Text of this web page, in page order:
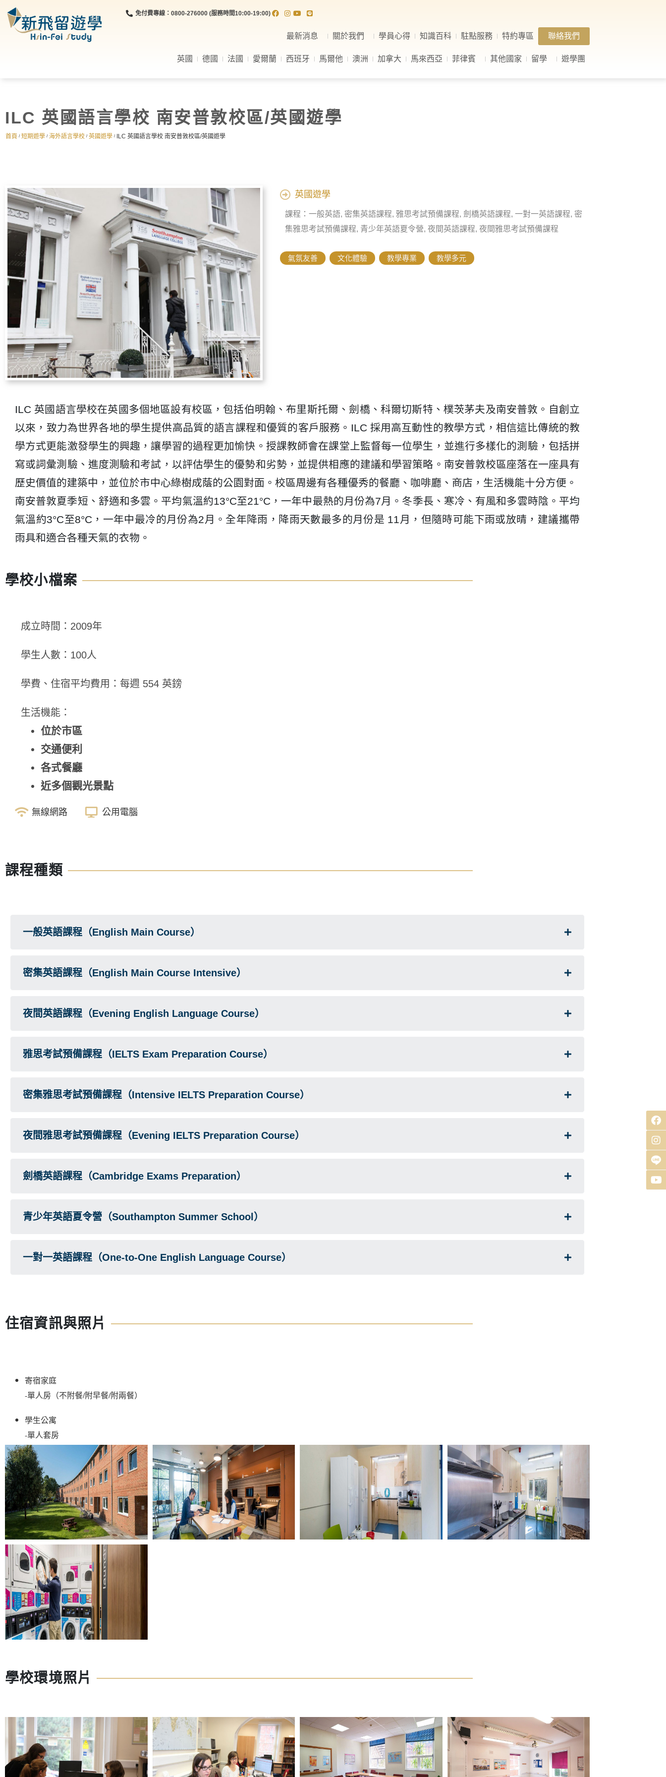
免付費專線：0800-276000 (服務時間10:00-19:00)
最新消息 關於我們 學員心得 知識百科 駐點服務 特約專區 聯絡我們
英國 德國 法國 愛爾蘭 西班牙 馬爾他 澳洲 加拿大 馬來西亞 菲律賓 其他國家 留學 遊學團
ILC 英國語言學校 南安普敦校區/英國遊學
首頁 / 短期遊學 / 海外語言學校 / 英國遊學 / ILC 英國語言學校 南安普敦校區/英國遊學
英國遊學
課程：一般英語, 密集英語課程, 雅思考試預備課程, 劍橋英語課程, 一對一英語課程, 密
集雅思考試預備課程, 青少年英語夏令營, 夜間英語課程, 夜間雅思考試預備課程
氣氛友善 文化體驗 教學專業 教學多元
ILC 英國語言學校在英國多個地區設有校區，包括伯明翰、布里斯托爾、劍橋、科爾切斯特、樸茨茅夫及南安普敦。自創立
以來，致力為世界各地的學生提供高品質的語言課程和優質的客戶服務。ILC 採用高互動性的教學方式，相信這比傳統的教
學方式更能激發學生的興趣，讓學習的過程更加愉快。授課教師會在課堂上監督每一位學生，並進行多樣化的測驗，包括拼
寫或詞彙測驗、進度測驗和考試，以評估學生的優勢和劣勢，並提供相應的建議和學習策略。南安普敦校區座落在一座具有
歷史價值的建築中，並位於市中心綠樹成蔭的公園對面。校區周邊有各種優秀的餐廳、咖啡廳、商店，生活機能十分方便。
南安普敦夏季短、舒適和多雲。平均氣溫約13°C至21°C，一年中最熱的月份為7月。冬季長、寒冷、有風和多雲時陰。平均
氣溫約3°C至8°C，一年中最冷的月份為2月。全年降雨，降雨天數最多的月份是 11月，但隨時可能下雨或放晴，建議攜帶
雨具和適合各種天氣的衣物。
學校小檔案
成立時間：2009年
學生人數：100人
學費、住宿平均費用：每週 554 英鎊
生活機能：
位於市區
交通便利
各式餐廳
近多個觀光景點
無線網路 公用電腦
課程種類
一般英語課程（English Main Course）
密集英語課程（English Main Course Intensive）
夜間英語課程（Evening English Language Course）
雅思考試預備課程（IELTS Exam Preparation Course）
密集雅思考試預備課程（Intensive IELTS Preparation Course）
夜間雅思考試預備課程（Evening IELTS Preparation Course）
劍橋英語課程（Cambridge Exams Preparation）
青少年英語夏令營（Southampton Summer School）
一對一英語課程（One-to-One English Language Course）
住宿資訊與照片
寄宿家庭
-單人房（不附餐/附早餐/附兩餐）
學生公寓
-單人套房
學校環境照片